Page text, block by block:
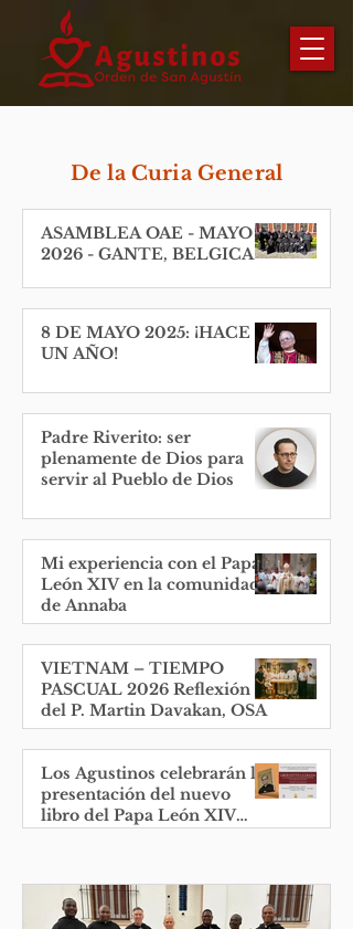
De la Curia General
ASAMBLEA OAE - MAYO
2026 - GANTE, BELGICA
8 DE MAYO 2025: ¡HACE
UN AÑO!
Padre Riverito: ser
plenamente de Dios para
servir al Pueblo de Dios
Mi experiencia con el Papa
León XIV en la comunidad
de Annaba
VIETNAM – TIEMPO
PASCUAL 2026 Reflexión
del P. Martin Davakan, OSA
Los Agustinos celebrarán la
presentación del nuevo
libro del Papa León XIV